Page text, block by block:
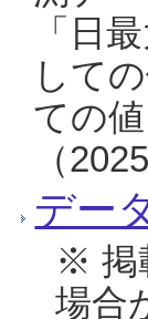
「日
して
ての
（
デー
※ 掲
場合